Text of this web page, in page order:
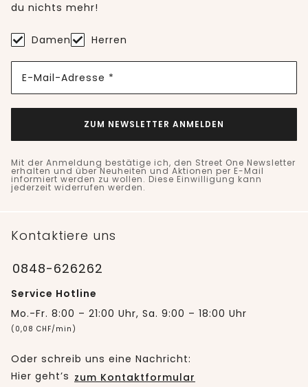
du nichts mehr!
Damen Herren
E-Mail-Adresse *
ZUM NEWSLETTER ANMELDEN
Mit der Anmeldung bestätige ich, den Street One Newsletter
erhalten und über Neuheiten und Aktionen per E-Mail
informiert werden zu wollen. Diese Einwilligung kann
jederzeit widerrufen werden.
Kontaktiere uns
0848-626262
Service Hotline
Mo.-Fr. 8:00 – 21:00 Uhr, Sa. 9:00 – 18:00 Uhr
(0,08 CHF/min)
Oder schreib uns eine Nachricht:
Hier geht’s zum Kontaktformular